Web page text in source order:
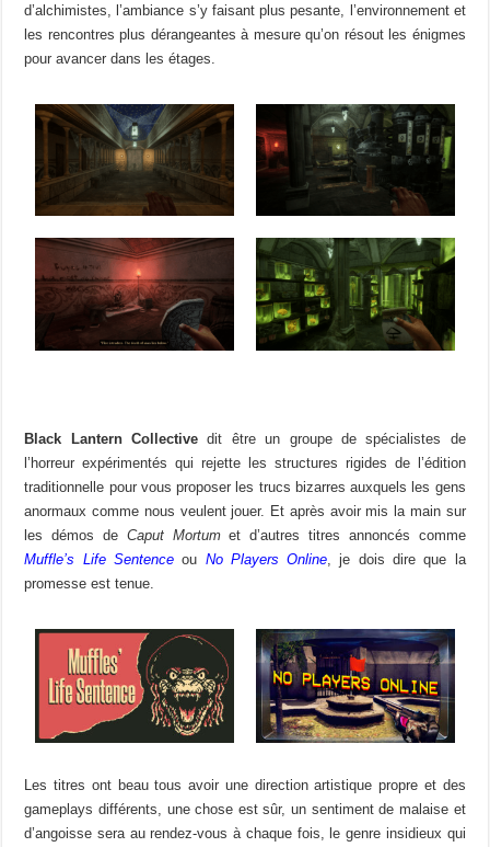
d’alchimistes, l’ambiance s’y faisant plus pesante, l’environnement et
les rencontres plus dérangeantes à mesure qu’on résout les énigmes
pour avancer dans les étages.
Black Lantern Collective dit être un groupe de spécialistes de
l’horreur expérimentés qui rejette les structures rigides de l’édition
traditionnelle pour vous proposer les trucs bizarres auxquels les gens
anormaux comme nous veulent jouer. Et après avoir mis la main sur
les démos de Caput Mortumet d’autres titres annoncés comme
Muffle’s Life Sentenceou No Players Online , je dois dire que la
promesse est tenue.
Les titres ont beau tous avoir une direction artistique propre et des
gameplays différents, une chose est sûr, un sentiment de malaise et
d’angoisse sera au rendez-vous à chaque fois, le genre insidieux qui